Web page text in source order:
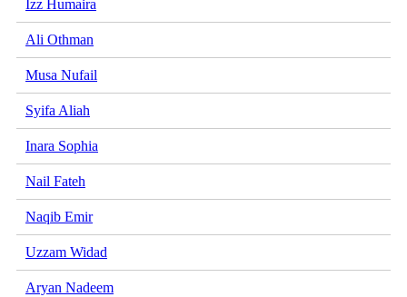
Izz Humaira
Ali Othman
Musa Nufail
Syifa Aliah
Inara Sophia
Nail Fateh
Naqib Emir
Uzzam Widad
Aryan Nadeem